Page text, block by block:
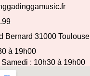
Bernard 31000 Toulouse
à 19h00
Samedi : 10h30 à 19h00